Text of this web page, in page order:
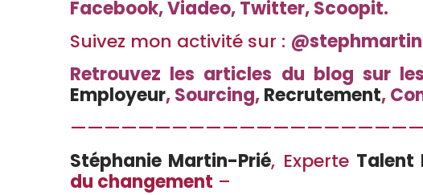
Facebook, Viadeo, Twitter, Scoopit.
Suivez mon activité sur :
Retrouvez les articles du blog sur
Employeur, Sourcing,Recrutement,
Stéphanie Martin-Prié, Experte Talent
du changement –